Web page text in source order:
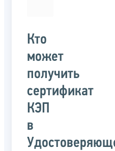
Кто
может
получить
сертификат
КЭП
в